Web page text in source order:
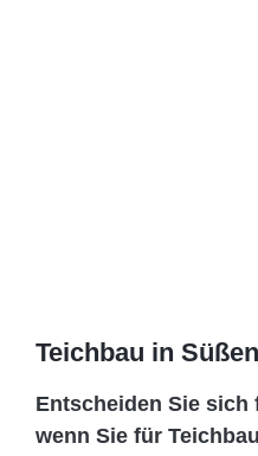
Teichbau in
Entscheiden Sie sich
wenn Sie für